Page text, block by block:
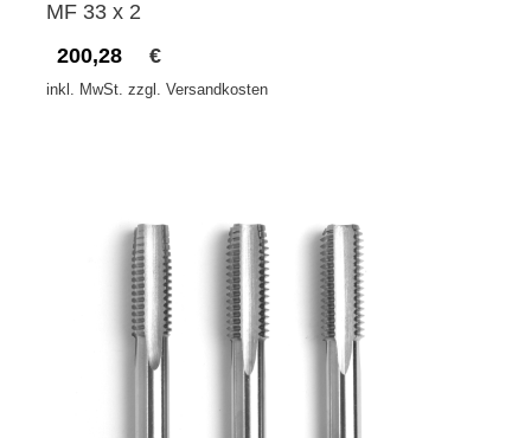
MF 33 x 2
200,28
€
inkl. MwSt. zzgl. Versandkosten